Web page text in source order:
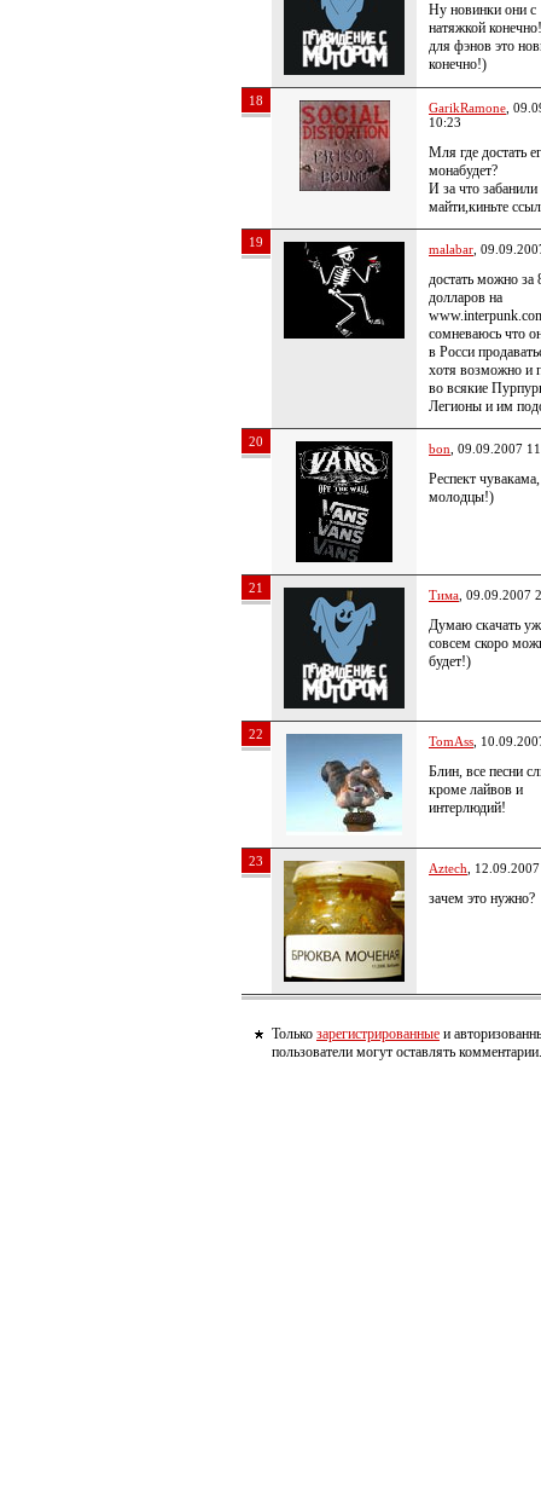
Ну новинки они с
натяжкой
для фэнов это
конечно!)
18 GarikRamone ,
10:23
Мля где достать
монабудет?
И за что забанили
майти,киньте
19 malabar ,
достать можно за
долларов на
сомневаюсь что
в Росси
хотя возможно и
во всякие
Легионы и им
20 bon , 09.09.2007
Респект чувакама,
молодцы!)
21 Тима , 09.09.2007
Думаю скачать
совсем скоро
будет!)
22 TomAss ,
Блин, все песни
кроме лайвов и
интерлюдий!
23 Aztech ,
зачем это нужно?
Только зарегистрированные и
пользователи могут оставлять комментарии.